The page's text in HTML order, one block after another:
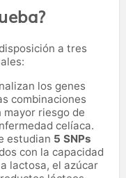
a tres
los genes
combinaciones
riesgo de
celíaca.
estudian 5 SNPs
con la capacidad
lactosa, el azúcar